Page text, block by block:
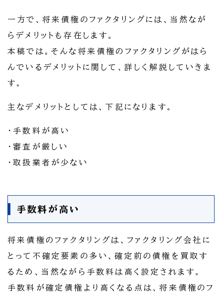
一方で、将来債権のファクタリングには、当然なが
らデメリットも存在します。
本稿では。そんな将来債権のファクタリングがはら
んでいるデメリットに関して、詳しく解説していきま
す。
主なデメリットとしては、下記になります。
・手数料が高い
・審査が厳しい
・取扱業者が少ない
手数料が高い
将来債権のファクタリングは、ファクタリング会社に
とって不確定要素の多い、確定前の債権を買取す
るため、当然ながら手数料は高く設定されます。
手数料が確定債権より高くなる点は、将来債権のフ